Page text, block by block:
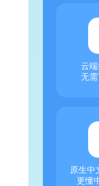
云
无
原生中
更懂